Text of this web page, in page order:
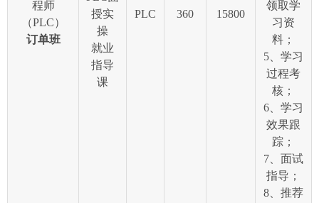
程师
（PLC）
订单班
授实
操
就业
指导
课
PLC 360 15800
领取学
习资
料；
5、学习
过程考
核；
6、学习
效果跟
踪；
7、面试
指导；
8、推荐